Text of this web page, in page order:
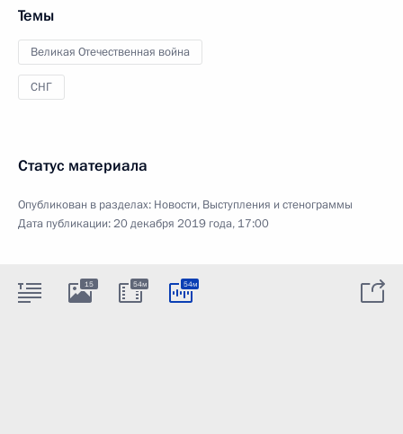
Темы
Великая Отечественная война
СНГ
Статус материала
Опубликован в разделах: Новости, Выступления и стенограммы
Дата публикации:20 декабря 2019 года, 17:00
15 54м 54м